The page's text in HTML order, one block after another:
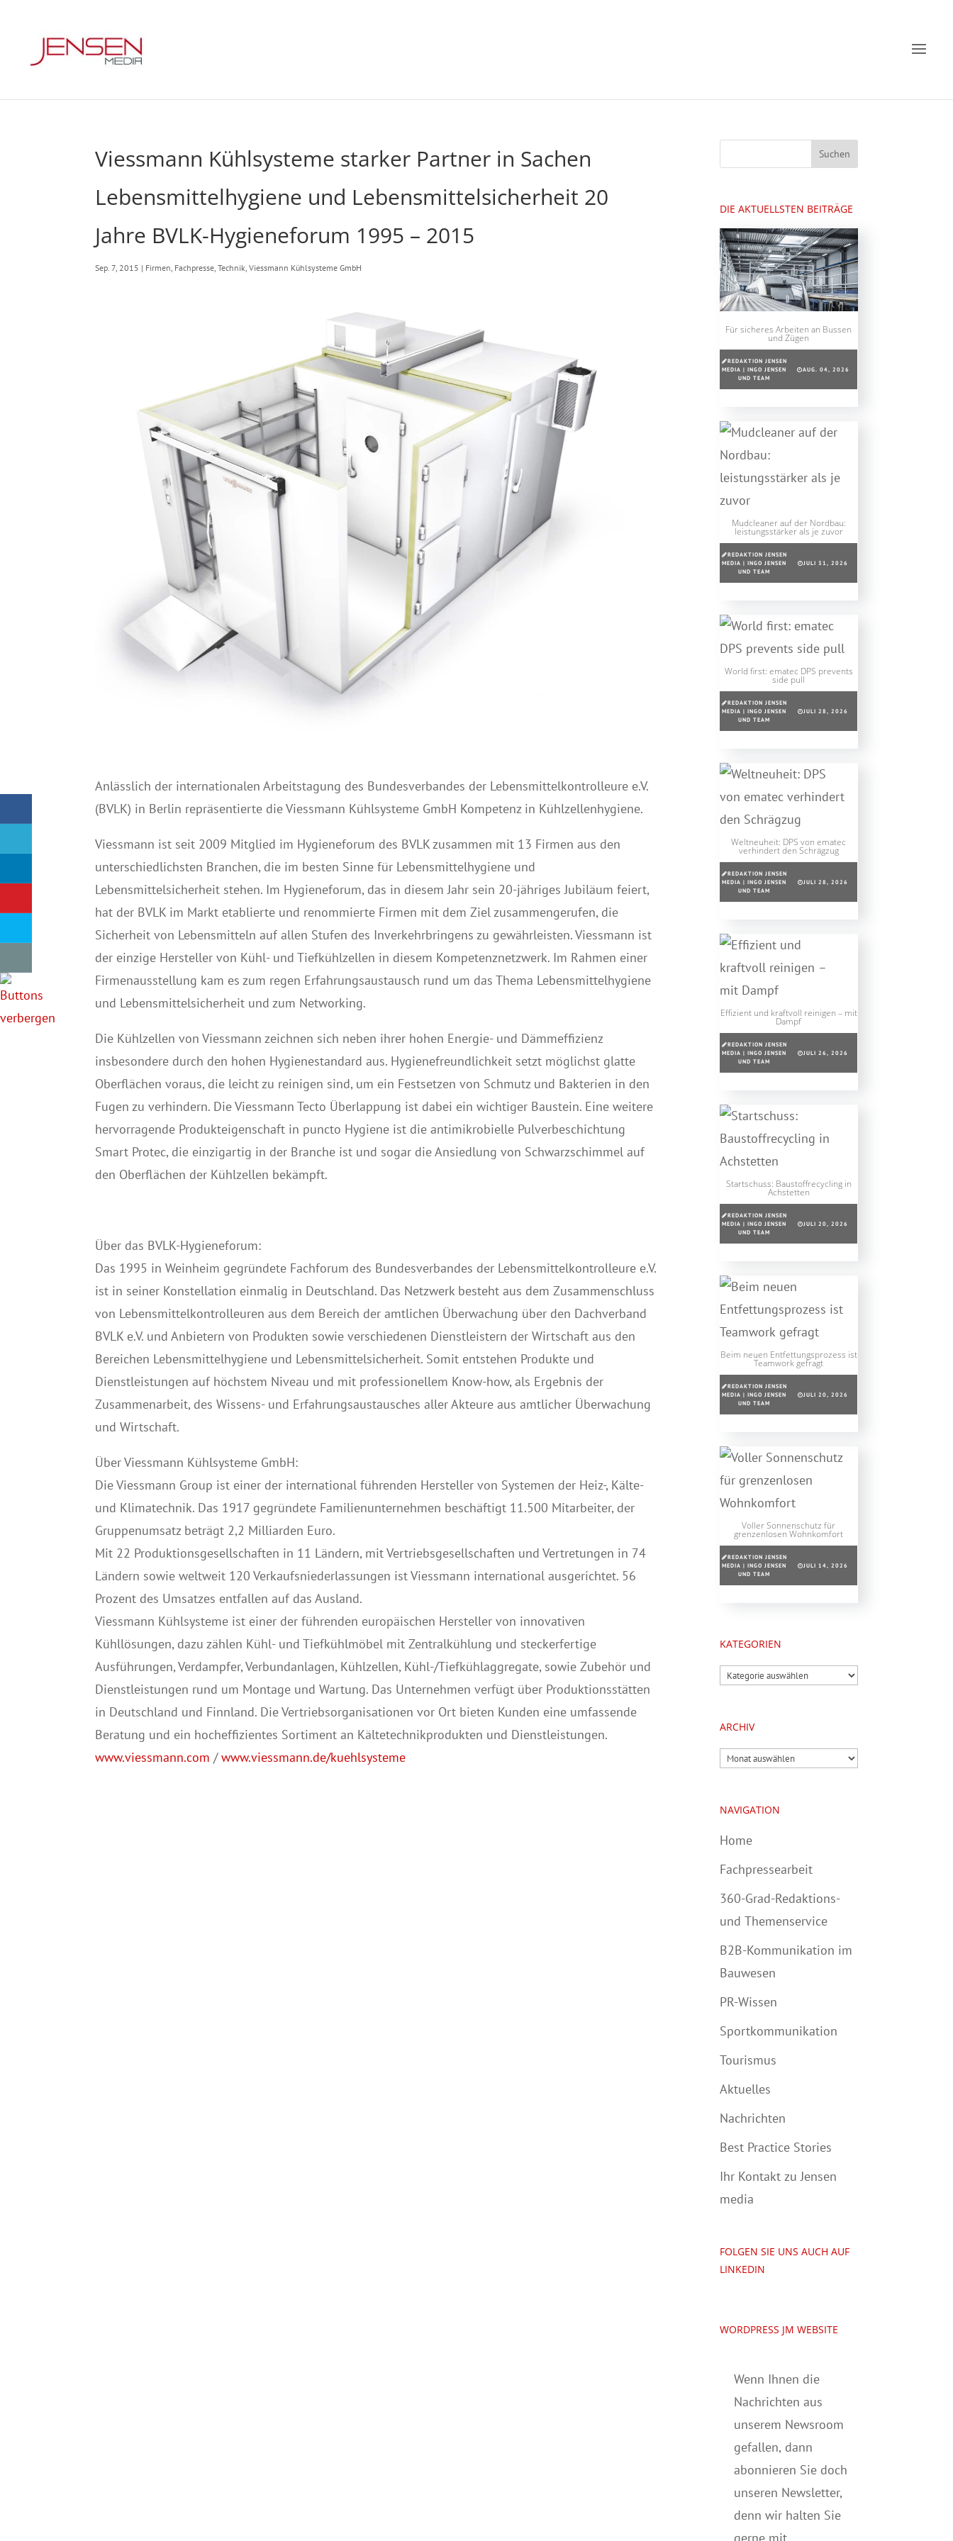
Viessmann Kühlsysteme starker Partner in Sachen
Lebensmittelhygiene und Lebensmittelsicherheit 20
Jahre BVLK-Hygieneforum 1995 – 2015
Sep. 7, 2015 | Firmen, Fachpresse,Technik,Viessmann Kühlsysteme GmbH
Anlässlich der internationalen Arbeitstagung des Bundesverbandes der Lebensmittelkontrolleure e.V.
(BVLK) in Berlin repräsentierte die Viessmann Kühlsysteme GmbH Kompetenz in Kühlzellenhygiene.
Viessmann ist seit 2009 Mitglied im Hygieneforum des BVLK zusammen mit 13 Firmen aus den
unterschiedlichsten Branchen, die im besten Sinne für Lebensmittelhygiene und
Lebensmittelsicherheit stehen. Im Hygieneforum, das in diesem Jahr sein 20-jähriges Jubiläum feiert,
hat der BVLK im Markt etablierte und renommierte Firmen mit dem Ziel zusammengerufen, die
Sicherheit von Lebensmitteln auf allen Stufen des Inverkehrbringens zu gewährleisten. Viessmann ist
der einzige Hersteller von Kühl- und Tiefkühlzellen in diesem Kompetenznetzwerk. Im Rahmen einer
Firmenausstellung kam es zum regen Erfahrungsaustausch rund um das Thema Lebensmittelhygiene
und Lebensmittelsicherheit und zum Networking.
Die Kühlzellen von Viessmann zeichnen sich neben ihrer hohen Energie- und Dämmeffizienz
insbesondere durch den hohen Hygienestandard aus. Hygienefreundlichkeit setzt möglichst glatte
Oberflächen voraus, die leicht zu reinigen sind, um ein Festsetzen von Schmutz und Bakterien in den
Fugen zu verhindern. Die Viessmann Tecto Überlappung ist dabei ein wichtiger Baustein. Eine weitere
hervorragende Produkteigenschaft in puncto Hygiene ist die antimikrobielle Pulverbeschichtung
Smart Protec, die einzigartig in der Branche ist und sogar die Ansiedlung von Schwarzschimmel auf
den Oberflächen der Kühlzellen bekämpft.
Über das BVLK-Hygieneforum:
Das 1995 in Weinheim gegründete Fachforum des Bundesverbandes der Lebensmittelkontrolleure e.V.
ist in seiner Konstellation einmalig in Deutschland. Das Netzwerk besteht aus dem Zusammenschluss
von Lebensmittelkontrolleuren aus dem Bereich der amtlichen Überwachung über den Dachverband
BVLK e.V. und Anbietern von Produkten sowie verschiedenen Dienstleistern der Wirtschaft aus den
Bereichen Lebensmittelhygiene und Lebensmittelsicherheit. Somit entstehen Produkte und
Dienstleistungen auf höchstem Niveau und mit professionellem Know-how, als Ergebnis der
Zusammenarbeit, des Wissens- und Erfahrungsaustausches aller Akteure aus amtlicher Überwachung
und Wirtschaft.
Über Viessmann Kühlsysteme GmbH:
Die Viessmann Group ist einer der international führenden Hersteller von Systemen der Heiz-, Kälte-
und Klimatechnik. Das 1917 gegründete Familienunternehmen beschäftigt 11.500 Mitarbeiter, der
Gruppenumsatz beträgt 2,2 Milliarden Euro.
Mit 22 Produktionsgesellschaften in 11 Ländern, mit Vertriebsgesellschaften und Vertretungen in 74
Ländern sowie weltweit 120 Verkaufsniederlassungen ist Viessmann international ausgerichtet. 56
Prozent des Umsatzes entfallen auf das Ausland.
Viessmann Kühlsysteme ist einer der führenden europäischen Hersteller von innovativen
Kühllösungen, dazu zählen Kühl- und Tiefkühlmöbel mit Zentralkühlung und steckerfertige
Ausführungen, Verdampfer, Verbundanlagen, Kühlzellen, Kühl-/Tiefkühlaggregate, sowie Zubehör und
Dienstleistungen rund um Montage und Wartung. Das Unternehmen verfügt über Produktionsstätten
in Deutschland und Finnland. Die Vertriebsorganisationen vor Ort bieten Kunden eine umfassende
Beratung und ein hocheffizientes Sortiment an Kältetechnikprodukten und Dienstleistungen.
www.viessmann.com /www.viessmann.de/kuehlsysteme
DIE AKTUELLSTEN BEITRÄGE
Für sicheres Arbeiten an Bussen
und Zügen
REDAKTION JENSEN
MEDIA | INGO JENSEN
UND TEAM
AUG. 04, 2026
Mudcleaner auf der Nordbau:
leistungsstärker als je zuvor
REDAKTION JENSEN
MEDIA | INGO JENSEN
UND TEAM
JULI 31, 2026
World first: ematec DPS prevents
side pull
REDAKTION JENSEN
MEDIA | INGO JENSEN
UND TEAM
JULI 28, 2026
Weltneuheit: DPS von ematec
verhindert den Schrägzug
REDAKTION JENSEN
MEDIA | INGO JENSEN
UND TEAM
JULI 28, 2026
Effizient und kraftvoll reinigen – mit
Dampf
REDAKTION JENSEN
MEDIA | INGO JENSEN
UND TEAM
JULI 26, 2026
Startschuss: Baustoffrecycling in
Achstetten
REDAKTION JENSEN
MEDIA | INGO JENSEN
UND TEAM
JULI 20, 2026
Beim neuen Entfettungsprozess ist
Teamwork gefragt
REDAKTION JENSEN
MEDIA | INGO JENSEN
UND TEAM
JULI 20, 2026
Voller Sonnenschutz für
grenzenlosen Wohnkomfort
REDAKTION JENSEN
MEDIA | INGO JENSEN
UND TEAM
JULI 14, 2026
KATEGORIEN
Kategorien
ARCHIV
Archiv
NAVIGATION
Home
Fachpressearbeit
360-Grad-Redaktions-
und Themenservice
B2B-Kommunikation im
Bauwesen
PR-Wissen
Sportkommunikation
Tourismus
Aktuelles
Nachrichten
Best Practice Stories
Ihr Kontakt zu Jensen
media
FOLGEN SIE UNS AUCH AUF
LINKEDIN
WORDPRESS JM WEBSITE
Wenn Ihnen die
Nachrichten aus
unserem Newsroom
gefallen, dann
abonnieren Sie doch
unseren Newsletter,
denn wir halten Sie